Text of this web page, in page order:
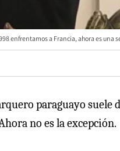
enfrentamos a Francia, ahora es una
paraguayo suele
no es la excepción.